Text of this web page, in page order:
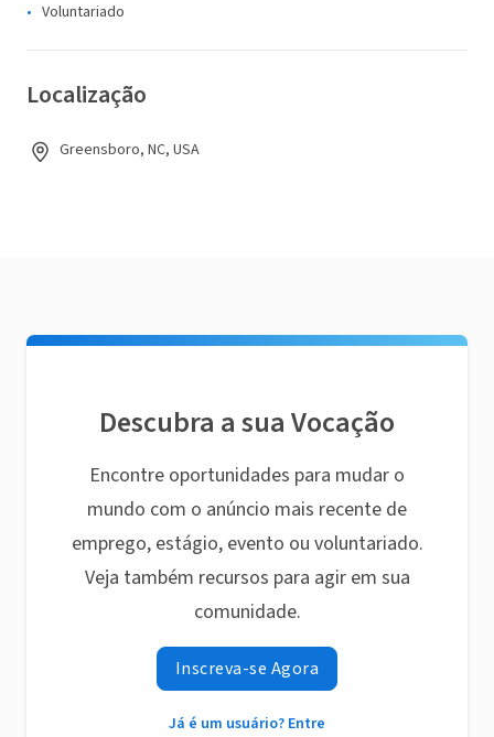
Voluntariado
Localização
Greensboro, NC, USA
Descubra a sua Vocação
Encontre oportunidades para mudar o
mundo com o anúncio mais recente de
emprego, estágio, evento ou voluntariado.
Veja também recursos para agir em sua
comunidade.
Inscreva-se Agora
Já é um usuário? Entre